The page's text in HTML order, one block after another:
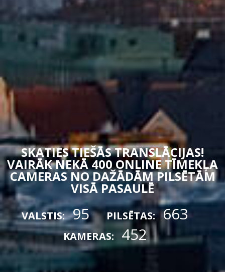
SKATIES TIEŠĀS TRANSLĀCIJAS!
VAIRĀK NEKĀ 400 ONLINE TĪMEKĻA
CAMERAS NO DAŽĀDĀM PILSĒTĀM
VISĀ PASAULĒ
VALSTIS: 95 PILSĒTAS: 663
KAMERAS: 452